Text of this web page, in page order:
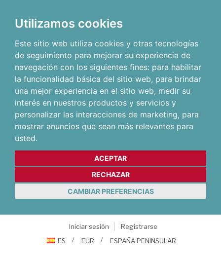
Utilizamos cookies
Este sitio web utiliza cookies y otras tecnologías
de seguimiento para mejorar su experiencia de
navegación con los siguientes fines: para habilitar
la funcionalidad básica del sitio web, para brindar
una mejor experiencia en el sitio web, medir su
interés en nuestros productos y servicios y
personalizar las interacciones de marketing, para
mostrar anuncios que sean más relevantes para
usted.
ACEPTAR
RECHAZAR
CAMBIAR PREFERENCIAS
Iniciar sesión
Registrarse
ES
EUR ESPAÑA PENINSULAR